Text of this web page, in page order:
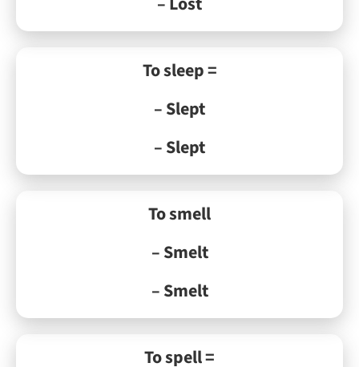
To sleep =
– Slept
– Slept
To smell
– Smelt
– Smelt
To spell =